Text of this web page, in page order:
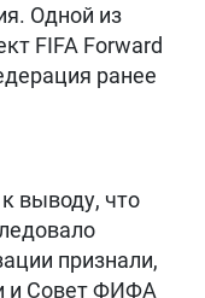
Одной из
FIFA Forward
ранее
выводу, что
признали,
и Совет ФИФА